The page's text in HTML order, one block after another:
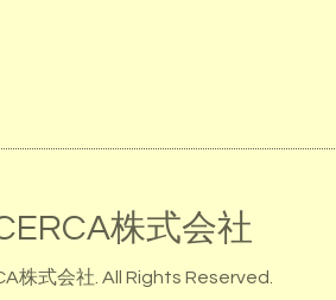
株式会社
株式会社 . All Rights Reserved.